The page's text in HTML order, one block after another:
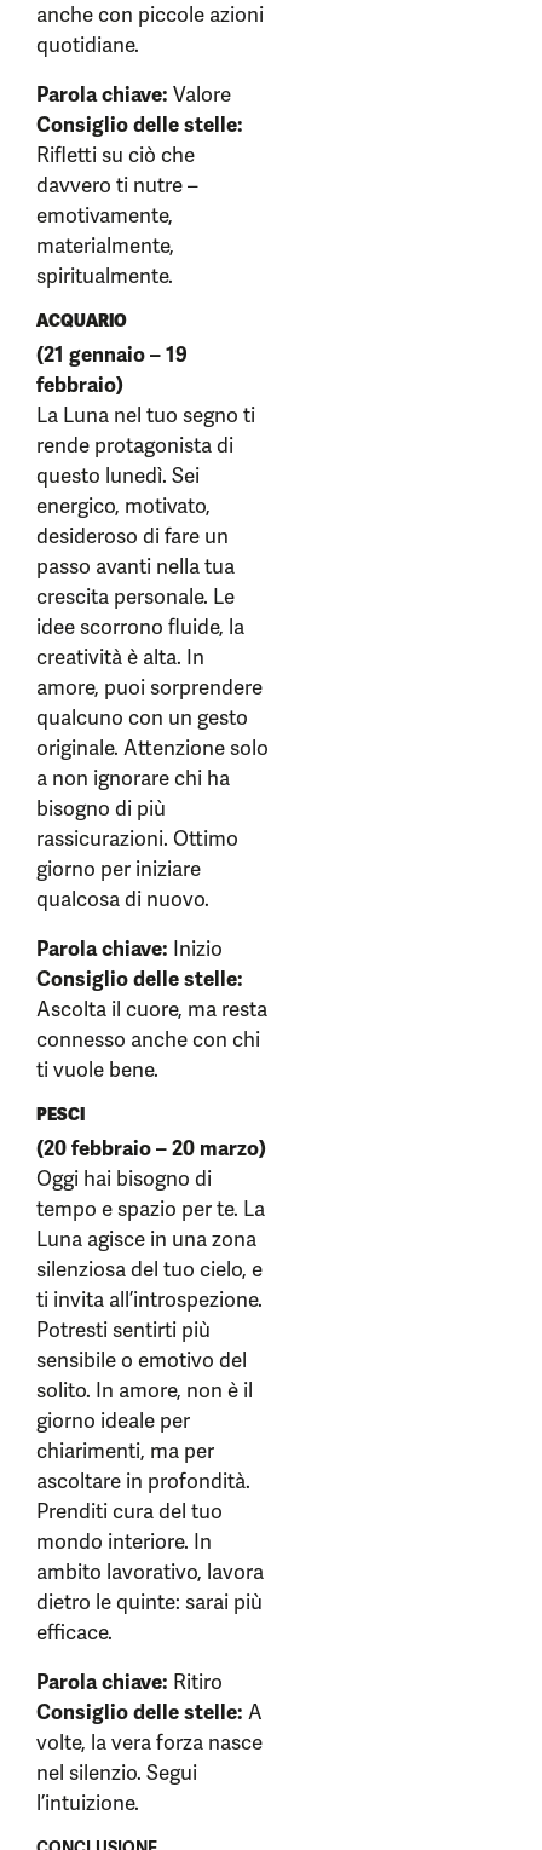
anche con piccole azioni
quotidiane.
Parola chiave: Valore
Consiglio delle stelle:
Rifletti su ciò che
davvero ti nutre –
emotivamente,
materialmente,
spiritualmente.
ACQUARIO
(21 gennaio – 19
febbraio)
La Luna nel tuo segno ti
rende protagonista di
questo lunedì. Sei
energico, motivato,
desideroso di fare un
passo avanti nella tua
crescita personale. Le
idee scorrono fluide, la
creatività è alta. In
amore, puoi sorprendere
qualcuno con un gesto
originale. Attenzione solo
a non ignorare chi ha
bisogno di più
rassicurazioni. Ottimo
giorno per iniziare
qualcosa di nuovo.
Parola chiave: Inizio
Consiglio delle stelle:
Ascolta il cuore, ma resta
connesso anche con chi
ti vuole bene.
PESCI
(20 febbraio – 20 marzo)
Oggi hai bisogno di
tempo e spazio per te. La
Luna agisce in una zona
silenziosa del tuo cielo, e
ti invita all’introspezione.
Potresti sentirti più
sensibile o emotivo del
solito. In amore, non è il
giorno ideale per
chiarimenti, ma per
ascoltare in profondità.
Prenditi cura del tuo
mondo interiore. In
ambito lavorativo, lavora
dietro le quinte: sarai più
efficace.
Parola chiave: Ritiro
Consiglio delle stelle: A
volte, la vera forza nasce
nel silenzio. Segui
l’intuizione.